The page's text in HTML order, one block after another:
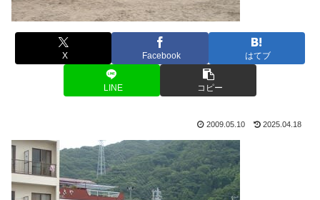
X Facebook はてブ
LINE コピー
2009.05.10 2025.04.18